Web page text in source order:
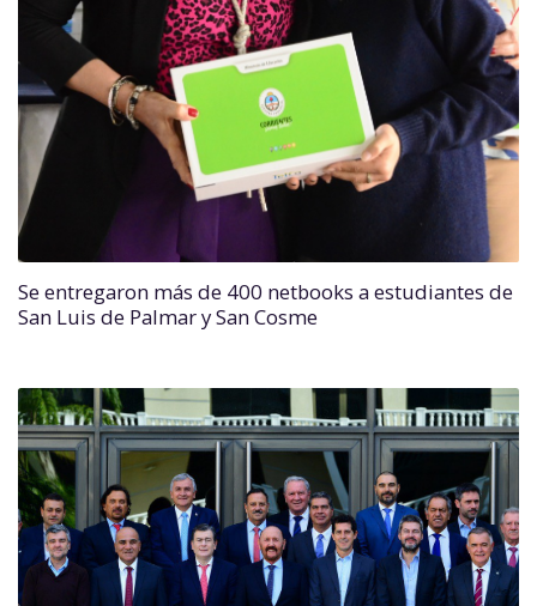
Se entregaron más de 400 netbooks a estudiantes de
San Luis de Palmar y San Cosme